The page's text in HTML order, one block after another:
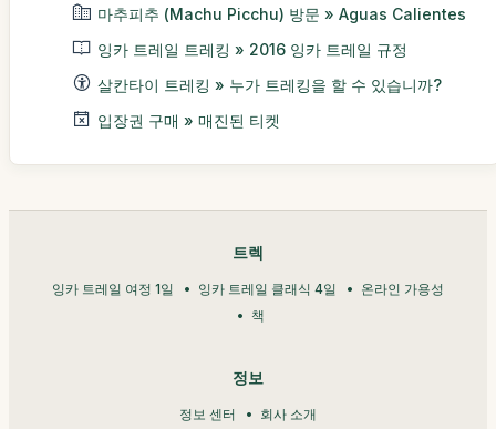
마추피추 (Machu Picchu) 방문 » Aguas Calientes
잉카 트레일 트레킹 » 2016 잉카 트레일 규정
살칸타이 트레킹 » 누가 트레킹을 할 수 있습니까?
입장권 구매 » 매진된 티켓
트렉
잉카 트레일 여정 1일 잉카 트레일 클래식 4일
온라인 가용성
책
정보
정보 센터 회사 소개